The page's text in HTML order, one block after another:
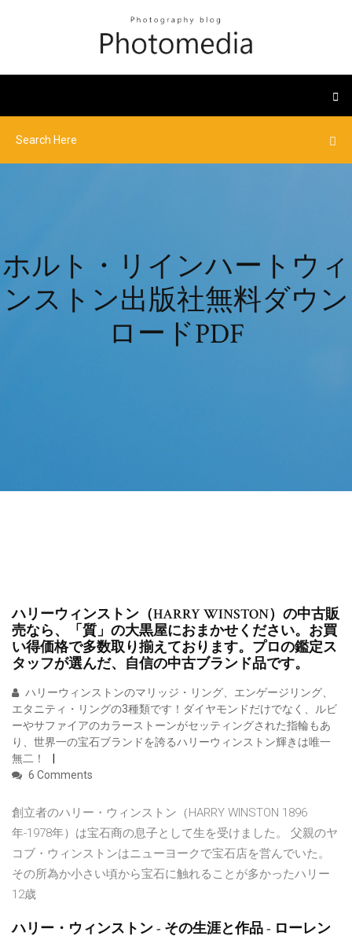
ホルト・リインハートウィ
ンストン出版社無料ダウン
ロードPDF
ハリーウィンストン（HARRY WINSTON）の中古販
売なら、「質」の大黒屋におまかせください。お買
い得価格で多数取り揃えております。プロの鑑定ス
タッフが選んだ、自信の中古ブランド品です。
ハリーウィンストンのマリッジ・リング、エンゲージリング、
エタニティ・リングの3種類です！ダイヤモンドだけでなく、ルビ
ーやサファイアのカラーストーンがセッティングされた指輪もあ
り、世界一の宝石ブランドを誇るハリーウィンストン輝きは唯一
無二！
6 Comments
創立者のハリー・ウィンストン（HARRY WINSTON 1896
年-1978年）は宝石商の息子として生を受けました。 父親のヤ
コブ・ウィンストンはニューヨークで宝石店を営んでいた。
その所為か小さい頃から宝石に触れることが多かったハリー
12歳
ハリー・ウィンストン - その生涯と作品 - ローレン